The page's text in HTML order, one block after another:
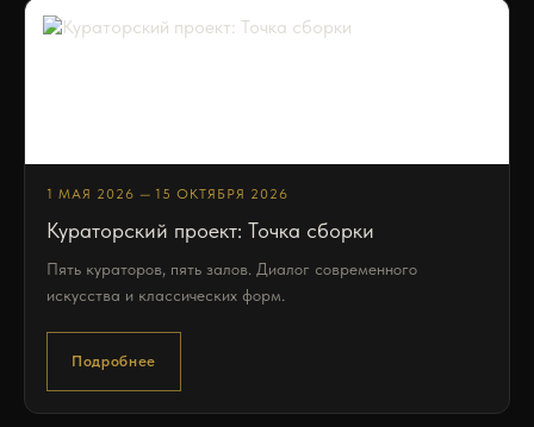
1 МАЯ 2026 — 15 ОКТЯБРЯ 2026
Кураторский проект: Точка сборки
Пять кураторов, пять залов. Диалог современного
искусства и классических форм.
Подробнее